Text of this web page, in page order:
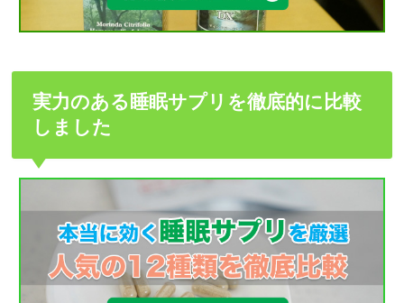
実力のある睡眠サプリを徹底的に比較
しました